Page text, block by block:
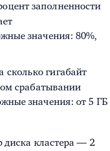
заполненности
значения: 80%,
сколько гигабайт
срабатывании
значения: от 5 ГБ
кластера — 2